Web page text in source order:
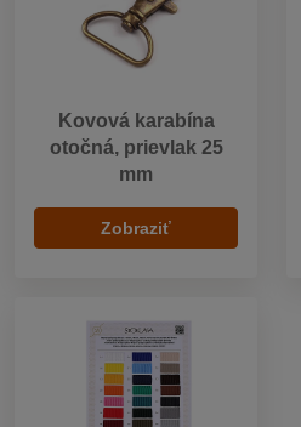
Kovová karabína
otočná, prievlak 25
mm
Zobraziť